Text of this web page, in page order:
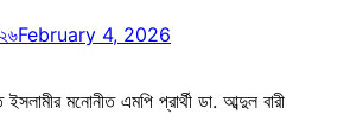
February 4, 2026
ইসলামীর মনোনীত এমপি প্রার্থী ডা. আব্দুল বারী